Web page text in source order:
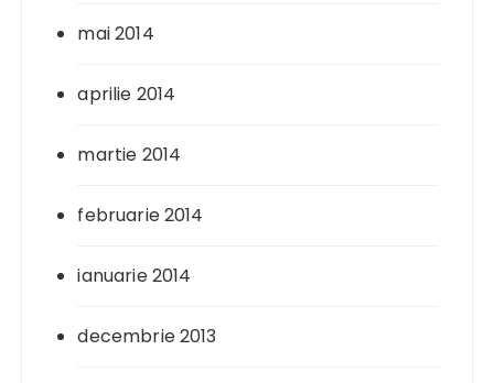
mai 2014
aprilie 2014
martie 2014
februarie 2014
ianuarie 2014
decembrie 2013